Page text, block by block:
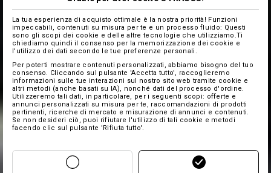
La tua esperienza di acquisto ottimale è la nostra priorità! Funzioni
impeccabili, contenuti su misura per te e un processo fluido: Questi
sono gli scopi dei cookie e delle altre tecnologie che utilizziamo.Ti
chiediamo quindi il consenso per la memorizzazione dei cookie e
l'utilizzo dei dati secondo le tue preferenze personali.
Per poterti mostrare contenuti personalizzati, abbiamo bisogno del tuo
consenso. Cliccando sul pulsante 'Accetta tutto', raccoglieremo
informazioni sulle tue interazioni sul nostro sito web tramite cookie e
altri metodi (anche basati su IA), nonché dati del processo d'ordine.
Utilizzeremo tali dati, in particolare, per i seguenti scopi: offerte e
annunci personalizzati su misura per te, raccomandazioni di prodotti
pertinenti, ricerche di mercato e misurazione di annunci e contenuti.
Se non desideri ciò, puoi rifiutare l'utilizzo di tali cookie e metodi
facendo clic sul pulsante 'Rifiuta tutto'.